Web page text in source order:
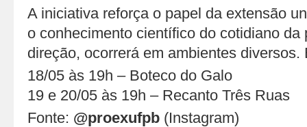
A iniciativa reforça o papel da extensão
o conhecimento científico do cotidiano da
direção, ocorrerá em ambientes diversos.
18/05 às 19h – Boteco do Galo
19 e 20/05 às 19h – Recanto Três Ruas
Fonte: @proexufpb (Instagram)